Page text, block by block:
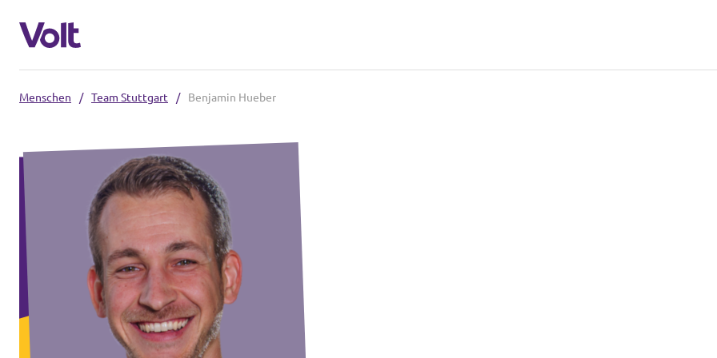
Lokale Teams
Volt in Deutschland
Website
Volt in deinem Bundesland
Volt Deutschland Merchandise Shop
Programm
Über Volt
Menschen
Neuigkeiten
Menschen / Team Stuttgart / Benjamin Hueber